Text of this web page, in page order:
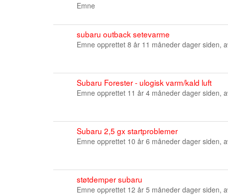
Emne
subaru outback setevarme
Emne opprettet 8 år 11 måneder dager siden,
Subaru Forester - ulogisk varm/kald luft
Emne opprettet 11 år 4 måneder dager siden,
Subaru 2,5 gx startproblemer
Emne opprettet 10 år 6 måneder dager siden,
støtdemper subaru
Emne opprettet 12 år 5 måneder dager siden,